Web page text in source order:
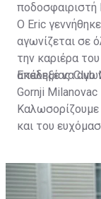
ποδοσφαιριστή
Ο Eric
αγωνίζεται σε
την καριέρα
ακαδημίας
Gornji
Επέλεξε να
Καλωσορίζουμε
και του